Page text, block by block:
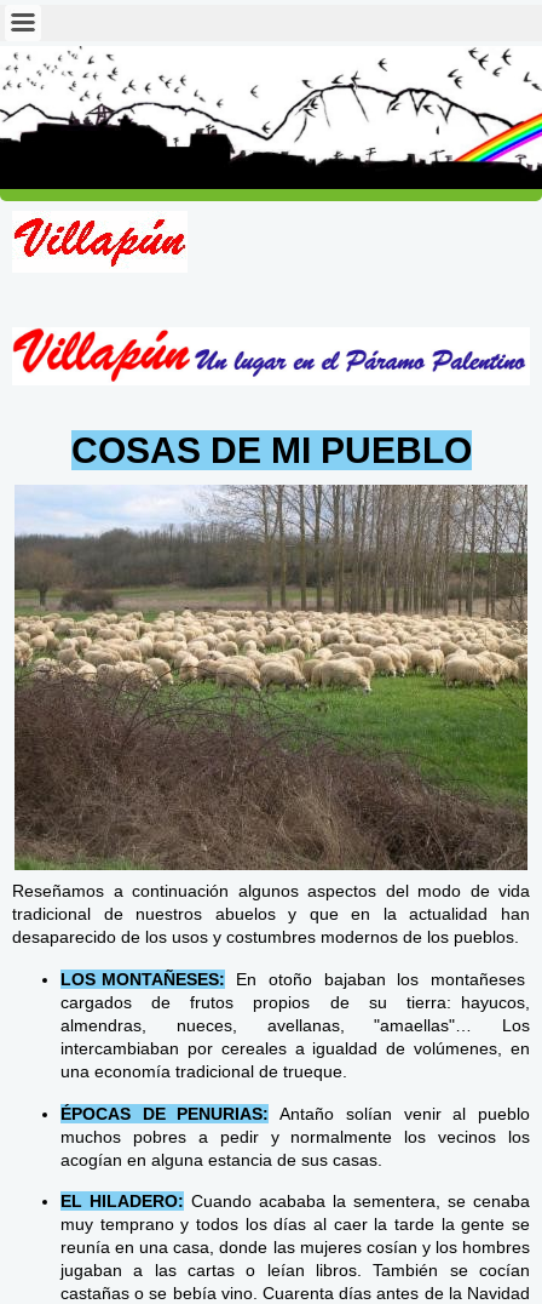
COSAS DE MI PUEBLO
Reseñamos a continuación algunos aspectos del modo de vida
tradicional de nuestros abuelos y que en la actualidad han
desaparecido de los usos y costumbres modernos de los pueblos.
LOS MONTAÑESES: En otoño bajaban los montañeses
cargados de frutos propios de su tierra: hayucos,
almendras, nueces, avellanas, "amaellas"… Los
intercambiaban por cereales a igualdad de volúmenes, en
una economía tradicional de trueque.
ÉPOCAS DE PENURIAS: Antaño solían venir al pueblo
muchos pobres a pedir y normalmente los vecinos los
acogían en alguna estancia de sus casas.
EL HILADERO: Cuando acababa la sementera, se cenaba
muy temprano y todos los días al caer la tarde la gente se
reunía en una casa, donde las mujeres cosían y los hombres
jugaban a las cartas o leían libros. También se cocían
castañas o se bebía vino. Cuarenta días antes de la Navidad